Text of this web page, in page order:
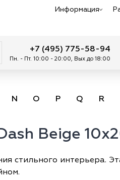
Информация
+7 (495) 775-58-94
Пн. - Пт. 10:00 - 20:00, Вых до 18:00
N O P Q R
Beige
стильного интерьера.